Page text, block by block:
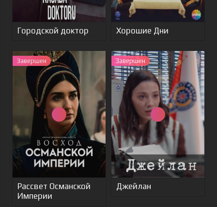
Городской доктор Хорошие Дни
Завершен
Рассвет Османской
Империи
Завершен
Джейлан